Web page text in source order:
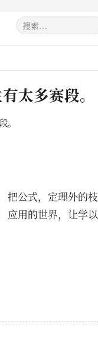
太多赛段。
。
把公式，定理外的枝
应用的世界，让学以